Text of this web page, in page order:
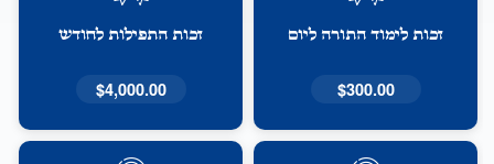
זכות לימוד התורה ליום
$300.00
זכות התפילות לחודש
$4,000.00